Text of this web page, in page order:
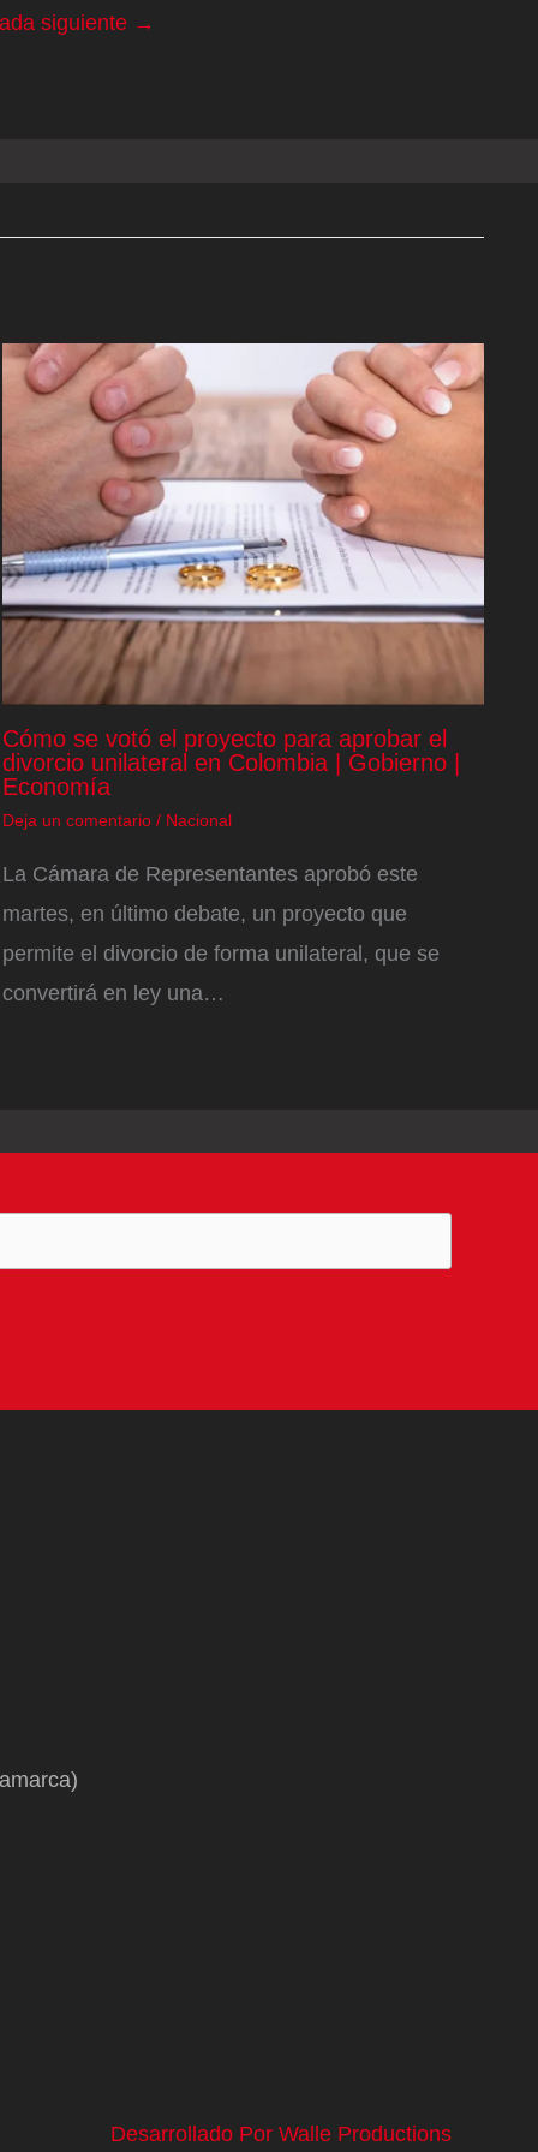
siguiente →
Cómo se votó el proyecto para aprobar el
divorcio unilateral en Colombia | Gobierno |
Economía
Deja un comentario / Nacional
La Cámara de Representantes aprobó este
martes, en último debate, un proyecto que
permite el divorcio de forma unilateral, que se
convertirá en ley una…
Desarrollado Por Walle Productions